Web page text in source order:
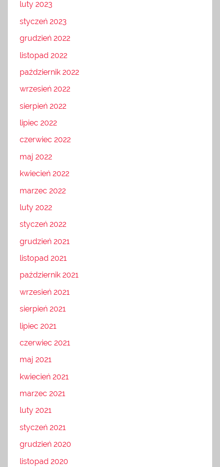
luty 2023
styczeń 2023
grudzień 2022
listopad 2022
październik 2022
wrzesień 2022
sierpień 2022
lipiec 2022
czerwiec 2022
maj 2022
kwiecień 2022
marzec 2022
luty 2022
styczeń 2022
grudzień 2021
listopad 2021
październik 2021
wrzesień 2021
sierpień 2021
lipiec 2021
czerwiec 2021
maj 2021
kwiecień 2021
marzec 2021
luty 2021
styczeń 2021
grudzień 2020
listopad 2020